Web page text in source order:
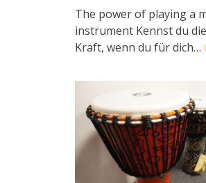
The power of playing a
instrument Kennst du
Kraft, wenn du für dich…